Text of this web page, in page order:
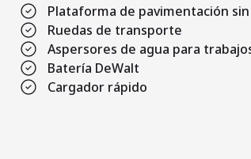
Plataforma de pavimentación
Ruedas de transporte
Aspersores de agua para
Batería DeWalt
Cargador rápido